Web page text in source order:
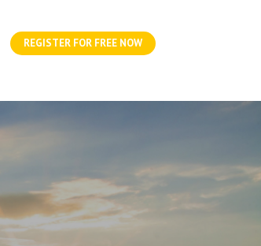
REGISTER FOR FREE NOW